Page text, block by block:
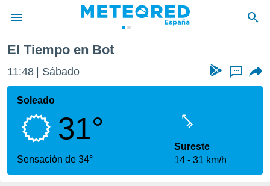
de
por
que se
calidad.
a este
las
El Tiempo en Bot
11:48 Sábado ...
Soleado
31°
Sensación de 34°
Sureste
14
31 km/h